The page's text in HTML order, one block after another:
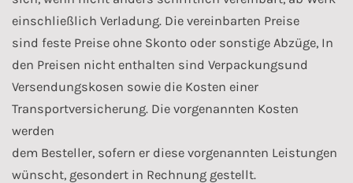
einschließlich Verladung. Die vereinbarten Preise
sind feste Preise ohne Skonto oder sonstige Abzüge, In
den Preisen nicht enthalten sind Verpackungsund
Versendungskosen sowie die Kosten einer
Transportversicherung. Die vorgenannten Kosten
werden
dem Besteller, sofern er diese vorgenannten Leistungen
wünscht, gesondert in Rechnung gestellt.